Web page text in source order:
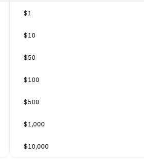
$1
$10
$50
$100
$500
$1,000
$10,000